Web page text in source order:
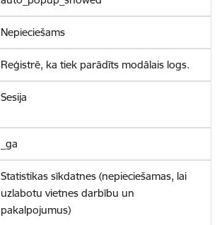
Nepieciešams
Reģistrē, ka tiek parādīts modālais logs.
Sesija
_ga
Statistikas sīkdatnes (nepieciešamas, lai
uzlabotu vietnes darbību un
pakalpojumus)